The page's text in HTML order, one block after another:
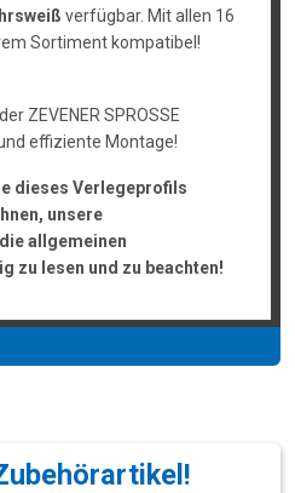
verfügbar. Mit allen 16
Sortiment kompatibel!
ZEVENER SPROSSE
effiziente Montage!
dieses Verlegeprofils
unsere
allgemeinen
zu lesen und zu beachten!